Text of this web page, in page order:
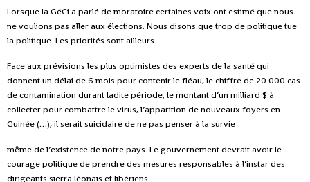
Lorsque la GéCi a parlé de moratoire certaines voix ont estimé que nous
ne voulions pas aller aux élections. Nous disons que trop de politique tue
la politique. Les priorités sont ailleurs.
Face aux prévisions les plus optimistes des experts de la santé qui
donnent un délai de 6 mois pour contenir le fléau, le chiffre de 20 000 cas
de contamination durant ladite période, le montant d’un milliard $ à
collecter pour combattre le virus, l’apparition de nouveaux foyers en
Guinée (…), il serait suicidaire de ne pas penser à la survie
même de l’existence de notre pays. Le gouvernement devrait avoir le
courage politique de prendre des mesures responsables à l’instar des
dirigeants sierra léonais et libériens.